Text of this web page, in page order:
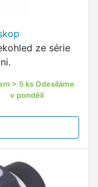
ze série
> 5 ks Odesíláme
v pondělí